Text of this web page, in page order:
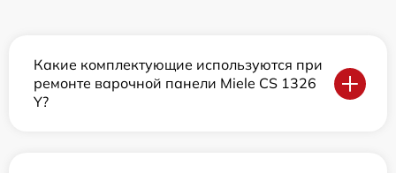
Какие комплектующие используются при
ремонте варочной панели Miele CS 1326
Y?